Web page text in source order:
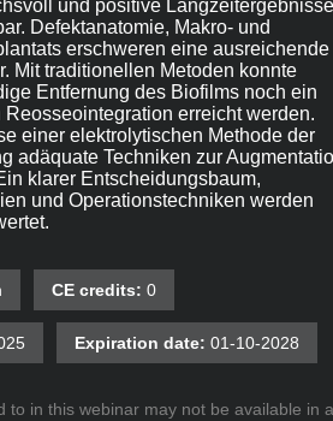
und positive Langzeitergebnisse
Defektanatomie, Makro- und
erschweren eine ausreichende
Mit traditionellen Metoden konnte
Entfernung des Biofilms noch ein
erreicht werden.
einer elektrolytischen Methode der
adäquate Techniken zur
klarer Entscheidungsbaum,
und Operationstechniken werden
CE credits: 0
Expiration date: 01-10-2028
to in this webinar may not be available in